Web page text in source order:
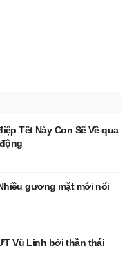
Tết Này Con Sẽ Về qua
gương mặt mới nổi
Vũ Linh bởi thần thái